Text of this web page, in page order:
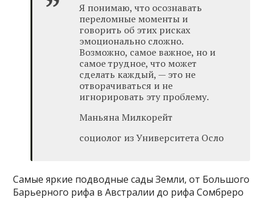
Я понимаю, что осознавать
переломные моменты и
говорить об этих рисках
эмоционально сложно.
Возможно, самое важное, но и
самое трудное, что может
сделать каждый, — это не
отворачиваться и не
игнорировать эту проблему.
Маньяна Милкорейт
социолог из Университета Осло
Самые яркие подводные сады Земли, от Большого
Барьерного рифа в Австралии до рифа Сомбреро